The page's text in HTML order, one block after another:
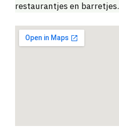
restaurantjes en barretjes.